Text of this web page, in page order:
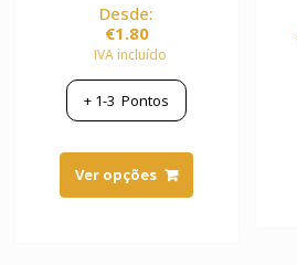
5.00
de 5
Desde:
€1.80
IVA incluído
+ 1-3 Pontos
Ver opções
has